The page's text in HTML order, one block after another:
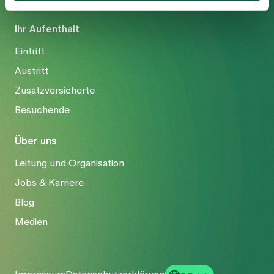
Ihr Aufenthalt
Eintritt
Austritt
Zusatzversicherte
Besuchende
Über uns
Leitung und Organisation
Jobs & Karriere
Blog
Medien